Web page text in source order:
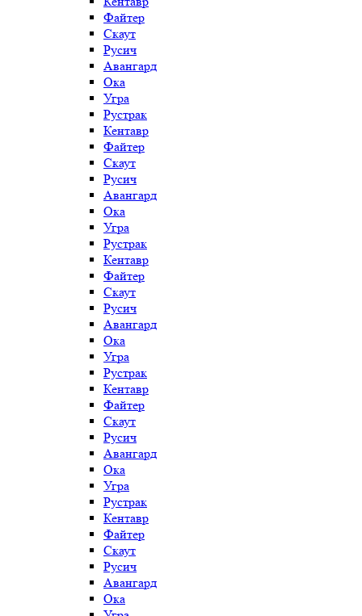
Файтер
Скаут
Русич
Авангард
Ока
Угра
Рустрак
Кентавр
Файтер
Скаут
Русич
Авангард
Ока
Угра
Рустрак
Кентавр
Файтер
Скаут
Русич
Авангард
Ока
Угра
Рустрак
Кентавр
Файтер
Скаут
Русич
Авангард
Ока
Угра
Рустрак
Кентавр
Файтер
Скаут
Русич
Авангард
Ока